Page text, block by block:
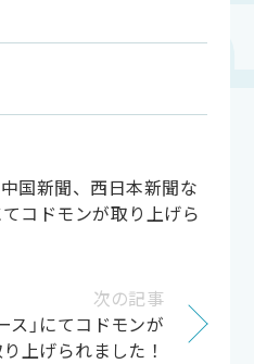
中国新聞、西日本新聞な
コドモンが取り上げら
次の記事
ス」にてコドモンが
上げられました！